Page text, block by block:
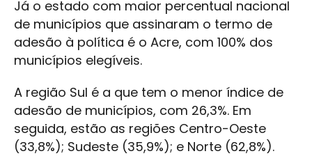
Já o estado com maior percentual nacional
de municípios que assinaram o termo de
adesão à política é o Acre, com 100% dos
municípios elegíveis.
A região Sul é a que tem o menor índice de
adesão de municípios, com 26,3%. Em
seguida, estão as regiões Centro-Oeste
(33,8%); Sudeste (35,9%); e Norte (62,8%).